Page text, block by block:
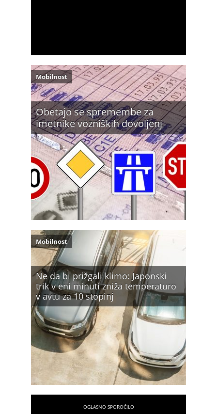
Obetajo se spremembe za
imetnike vozniških dovoljenj
Mobilnost
Ne da bi prižgali klimo: Japonski
trik v eni minuti zniža temperaturo
v avtu za 10 stopinj
Mobilnost